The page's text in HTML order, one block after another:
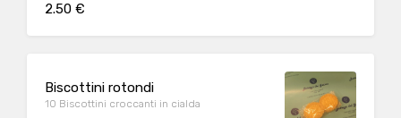
2.50 €
Biscottini rotondi
10 Biscottini croccanti in cialda